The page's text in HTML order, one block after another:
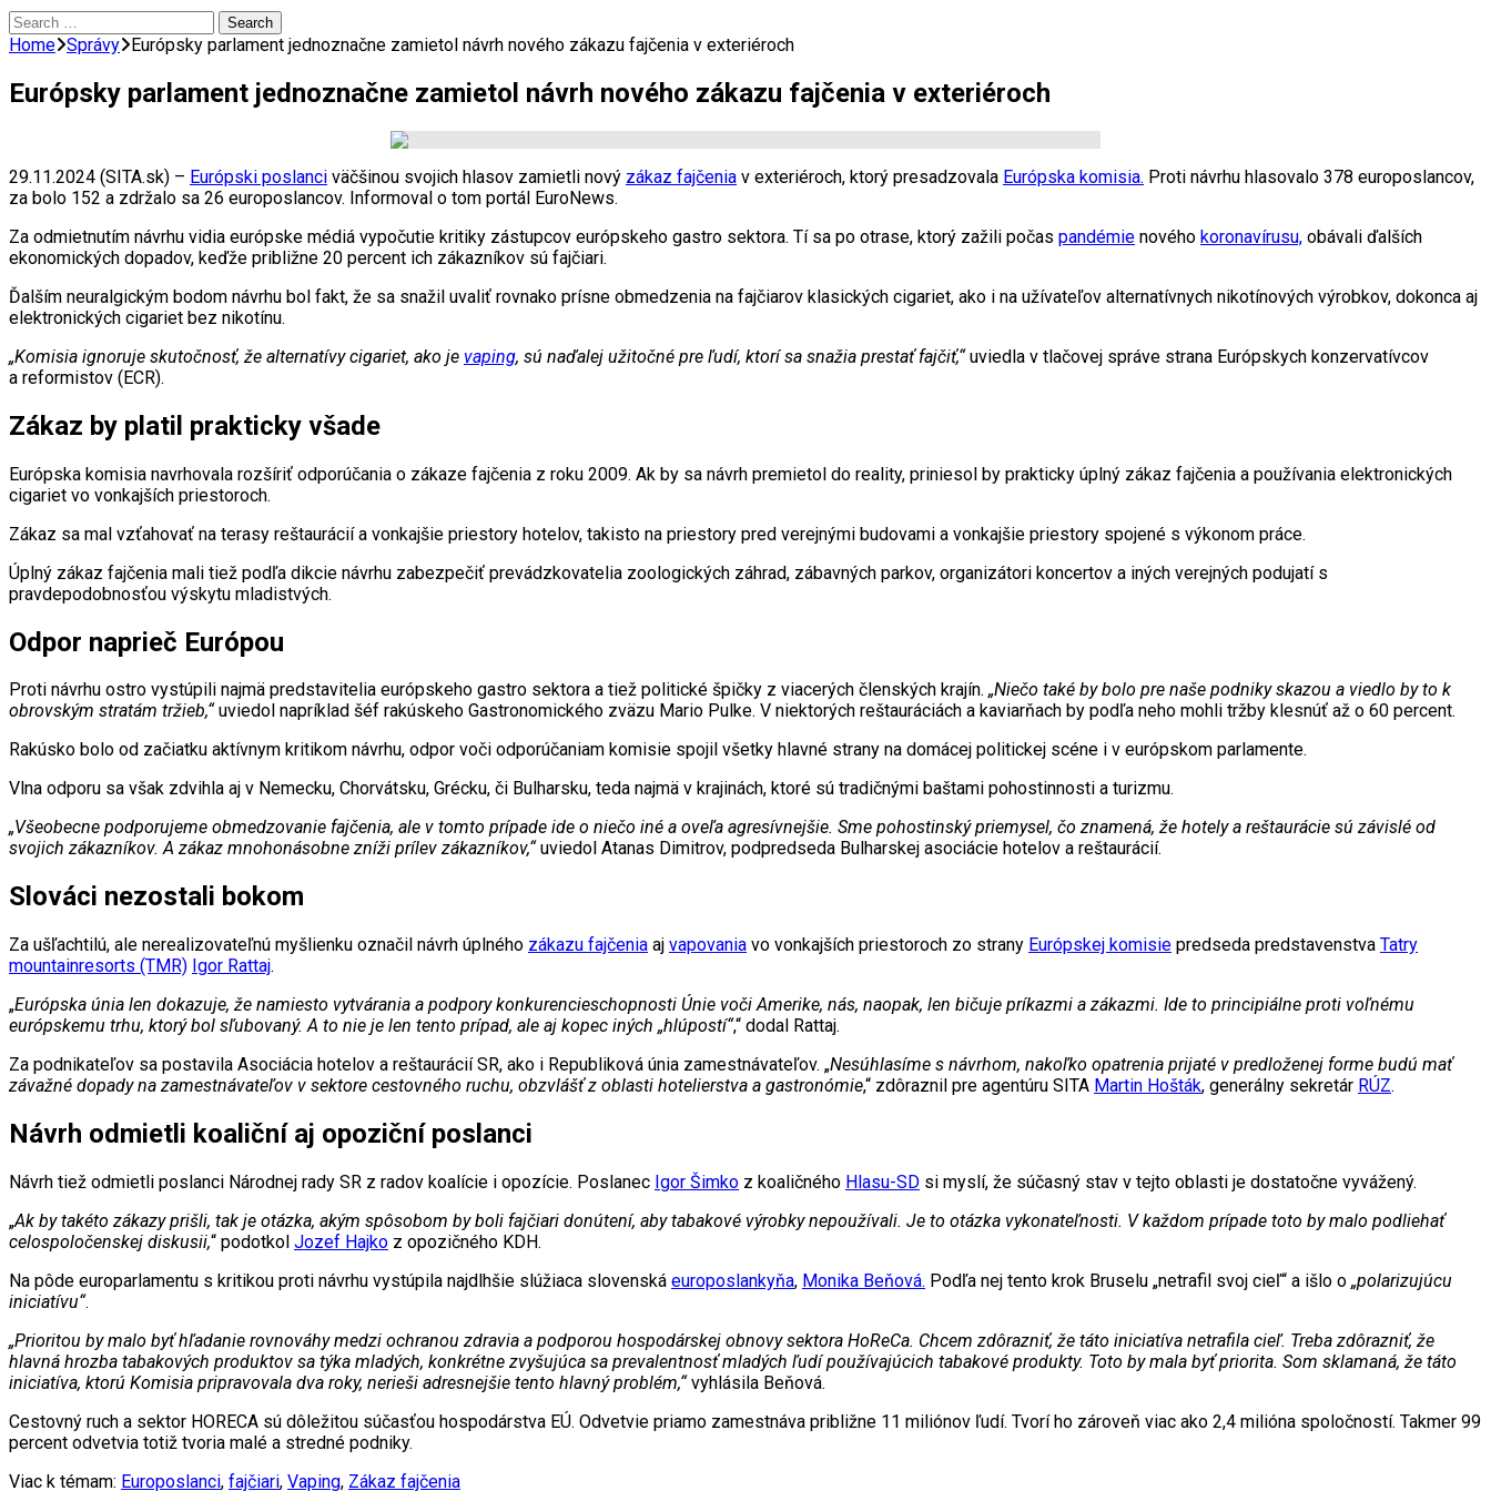
Search
for:
Home Správy Európsky parlament jednoznačne zamietol návrh nového zákazu fajčenia v exteriéroch
Európsky parlament jednoznačne zamietol návrh nového zákazu fajčenia v exteriéroch
29.11.2024 (SITA.sk) – Európski poslanci väčšinou svojich hlasov zamietli nový zákaz fajčenia v exteriéroch, ktorý presadzovala Európska komisia. Proti návrhu hlasovalo 378 europoslancov,
za bolo 152 a zdržalo sa 26 europoslancov. Informoval o tom portál EuroNews.
Za odmietnutím návrhu vidia európske médiá vypočutie kritiky zástupcov európskeho gastro sektora. Tí sa po otrase, ktorý zažili počas pandémie nového koronavírusu, obávali ďalších
ekonomických dopadov, keďže približne 20 percent ich zákazníkov sú fajčiari.
Ďalším neuralgickým bodom návrhu bol fakt, že sa snažil uvaliť rovnako prísne obmedzenia na fajčiarov klasických cigariet, ako i na užívateľov alternatívnych nikotínových výrobkov, dokonca aj
elektronických cigariet bez nikotínu.
„Komisia ignoruje skutočnosť, že alternatívy cigariet, ako je vaping, sú naďalej užitočné pre ľudí, ktorí sa snažia prestať fajčiť,“uviedla v tlačovej správe strana Európskych konzervatívcov
a reformistov (ECR).
Zákaz by platil prakticky všade
Európska komisia navrhovala rozšíriť odporúčania o zákaze fajčenia z roku 2009. Ak by sa návrh premietol do reality, priniesol by prakticky úplný zákaz fajčenia a používania elektronických
cigariet vo vonkajších priestoroch.
Zákaz sa mal vzťahovať na terasy reštaurácií a vonkajšie priestory hotelov, takisto na priestory pred verejnými budovami a vonkajšie priestory spojené s výkonom práce.
Úplný zákaz fajčenia mali tiež podľa dikcie návrhu zabezpečiť prevádzkovatelia zoologických záhrad, zábavných parkov, organizátori koncertov a iných verejných podujatí s
pravdepodobnosťou výskytu mladistvých.
Odpor naprieč Európou
Proti návrhu ostro vystúpili najmä predstavitelia európskeho gastro sektora a tiež politické špičky z viacerých členských krajín. „Niečo také by bolo pre naše podniky skazou a viedlo by to k
obrovským stratám tržieb,“ uviedol napríklad šéf rakúskeho Gastronomického zväzu Mario Pulke. V niektorých reštauráciách a kaviarňach by podľa neho mohli tržby klesnúť až o 60 percent.
Rakúsko bolo od začiatku aktívnym kritikom návrhu, odpor voči odporúčaniam komisie spojil všetky hlavné strany na domácej politickej scéne i v európskom parlamente.
Vlna odporu sa však zdvihla aj v Nemecku, Chorvátsku, Grécku, či Bulharsku, teda najmä v krajinách, ktoré sú tradičnými baštami pohostinnosti a turizmu.
„Všeobecne podporujeme obmedzovanie fajčenia, ale v tomto prípade ide o niečo iné a oveľa agresívnejšie. Sme pohostinský priemysel, čo znamená, že hotely a reštaurácie sú závislé od
svojich zákazníkov. A zákaz mnohonásobne zníži prílev zákazníkov,“ uviedol Atanas Dimitrov, podpredseda Bulharskej asociácie hotelov a reštaurácií.
Slováci nezostali bokom
Za ušľachtilú, ale nerealizovateľnú myšlienku označil návrh úplného zákazu fajčenia aj vapovania vo vonkajších priestoroch zo strany Európskej komisie predseda predstavenstva Tatry
mountainresorts (TMR) Igor Rattaj.
„Európska únia len dokazuje, že namiesto vytvárania a podpory konkurencieschopnosti Únie voči Amerike, nás, naopak, len bičuje príkazmi a zákazmi. Ide to principiálne proti voľnému
európskemu trhu, ktorý bol sľubovaný. A to nie je len tento prípad, ale aj kopec iných „hlúpostí“,“ dodal Rattaj.
Za podnikateľov sa postavila Asociácia hotelov a reštaurácií SR, ako i Republiková únia zamestnávateľov. „Nesúhlasíme s návrhom, nakoľko opatrenia prijaté v predloženej forme budú mať
závažné dopady na zamestnávateľov v sektore cestovného ruchu, obzvlášť z oblasti hotelierstva a gastronómie,“ zdôraznil pre agentúru SITA Martin Hošták, generálny sekretár RÚZ.
Návrh odmietli koaliční aj opoziční poslanci
Návrh tiež odmietli poslanci Národnej rady SR z radov koalície i opozície. Poslanec Igor Šimko z koaličného Hlasu-SD si myslí, že súčasný stav v tejto oblasti je dostatočne vyvážený.
„Ak by takéto zákazy prišli, tak je otázka, akým spôsobom by boli fajčiari donútení, aby tabakové výrobky nepoužívali. Je to otázka vykonateľnosti. V každom prípade toto by malo podliehať
celospoločenskej diskusii,“ podotkol Jozef Hajko z opozičného KDH.
Na pôde europarlamentu s kritikou proti návrhu vystúpila najdlhšie slúžiaca slovenská europoslankyňa, Monika Beňová. Podľa nej tento krok Bruselu „netrafil svoj cieľ“ a išlo o „polarizujúcu
iniciatívu“.
„Prioritou by malo byť hľadanie rovnováhy medzi ochranou zdravia a podporou hospodárskej obnovy sektora HoReCa. Chcem zdôrazniť, že táto iniciatíva netrafila cieľ. Treba zdôrazniť, že
hlavná hrozba tabakových produktov sa týka mladých, konkrétne zvyšujúca sa prevalentnosť mladých ľudí používajúcich tabakové produkty. Toto by mala byť priorita. Som sklamaná, že táto
iniciatíva, ktorú Komisia pripravovala dva roky, nerieši adresnejšie tento hlavný problém,“vyhlásila Beňová.
Cestovný ruch a sektor HORECA sú dôležitou súčasťou hospodárstva EÚ. Odvetvie priamo zamestnáva približne 11 miliónov ľudí. Tvorí ho zároveň viac ako 2,4 milióna spoločností. Takmer 99
percent odvetvia totiž tvoria malé a stredné podniky.
Viac k témam: Europoslanci, fajčiari, Vaping, Zákaz fajčenia